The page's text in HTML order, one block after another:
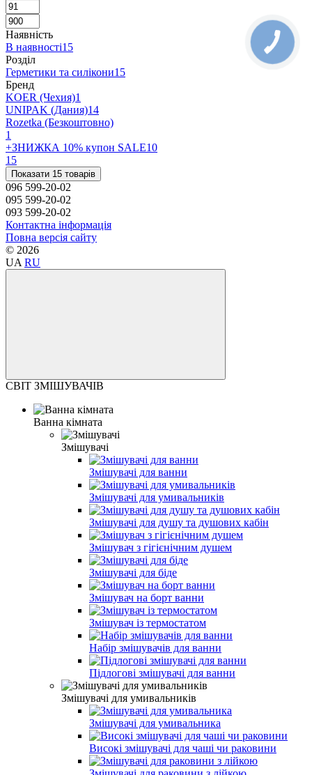
Наявність
В наявності15
Розділ
Герметики та силікони15
Бренд
KOER (Чехия)1
UNIPAK (Дания)14
Rozetka (Безкоштовно)
1
+ЗНИЖКА 10% купон SALE10
15
Показати 15 товарів
096 599-20-02
095 599-20-02
093 599-20-02
Контактна інформація
Повна версія сайту
© 2026
UA RU
СВІТ ЗМІШУВАЧІВ
Ванна кімната
Змішувачі
Змішувачі для ванни
Змішувачі для умивальників
Змішувачі для душу та душових кабін
Змішувач з гігієнічним душем
Змішувачі для біде
Змішувач на борт ванни
Змішувач із термостатом
Набір змішувачів для ванни
Підлогові змішувачі для ванни
Змішувачі для умивальників
Змішувачі для умивальника
Високі змішувачі для чаші чи раковини